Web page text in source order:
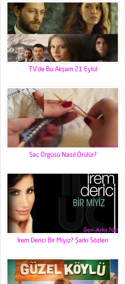
TV’de Bu Akşam 21 Eylül
Saç Örgüsü Nasıl Örülür?
İrem Derici Bir Miyiz? Şarkı Sözleri